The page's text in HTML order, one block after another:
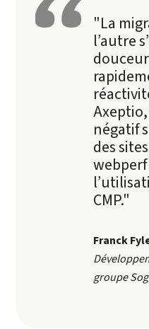
"La
l’autre
négatif
des
CMP."
Franck
groupe